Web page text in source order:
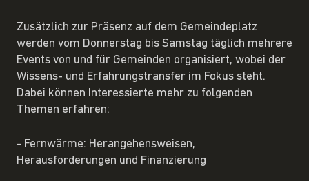
Zusätzlich zur Präsenz auf dem Gemeindeplatz
werden vom Donnerstag bis Samstag täglich mehrere
Events von und für Gemeinden organisiert, wobei der
Wissens- und Erfahrungstransfer im Fokus steht.
Dabei können Interessierte mehr zu folgenden
Themen erfahren:
- Fernwärme: Herangehensweisen,
Herausforderungen und Finanzierung